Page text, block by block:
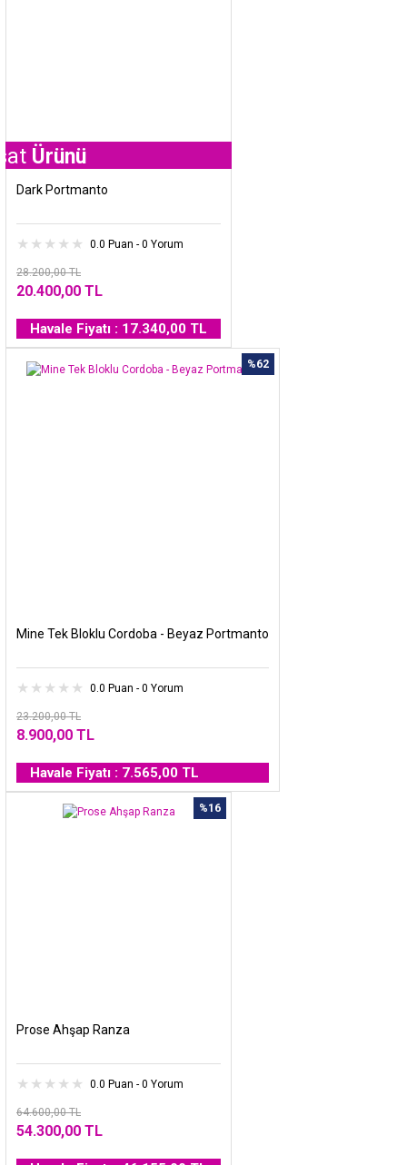
Dark Portmanto
0.0 Puan - 0 Yorum
28.200,00 TL
20.400,00 TL
Havale Fiyatı : 17.340,00 TL
%62
Mine Tek Bloklu Cordoba - Beyaz Portmanto
0.0 Puan - 0 Yorum
23.200,00 TL
8.900,00 TL
Havale Fiyatı : 7.565,00 TL
%16
Prose Ahşap Ranza
0.0 Puan - 0 Yorum
64.600,00 TL
54.300,00 TL